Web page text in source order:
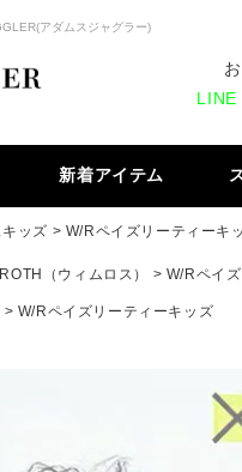
アダムスジャグラー)
LINE
新着アイテム
キッズ W/Rペイズリーティーキ
（ウィムロス） W/Rペイ
W/Rペイズリーティーキッズ